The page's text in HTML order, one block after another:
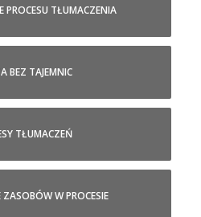
PROCESU TŁUMACZENIA
BEZ TAJEMNIC
TŁUMACZEŃ
W PROCESIE